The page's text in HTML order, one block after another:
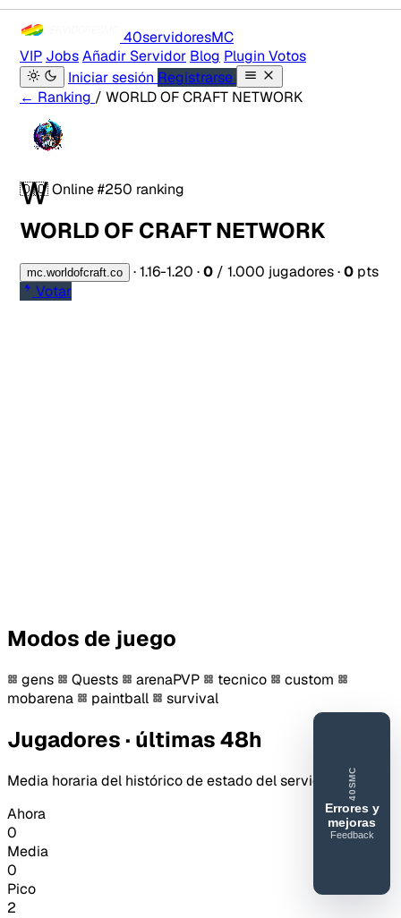
40servidoresMC
VIP JobsAñadir Servidor Blog Plugin Votos
Iniciar sesión Registrarse
← Ranking / WORLD OF CRAFT NETWORK
W
🇩🇴Online#250 ranking
WORLD OF CRAFT NETWORK
mc.worldofcraft.co ·1.16-1.20 ·0 / 1.000 jugadores·0 pts
Votar
Modos de juego
gens Quests arenaPVP tecnico
custom
mobarena
paintball survival
Jugadores · últimas 48h
Media horaria del histórico de estado del servidor.
Ahora
0
Media
0
Pico
2
40SMC
Errores y
mejoras
Feedback